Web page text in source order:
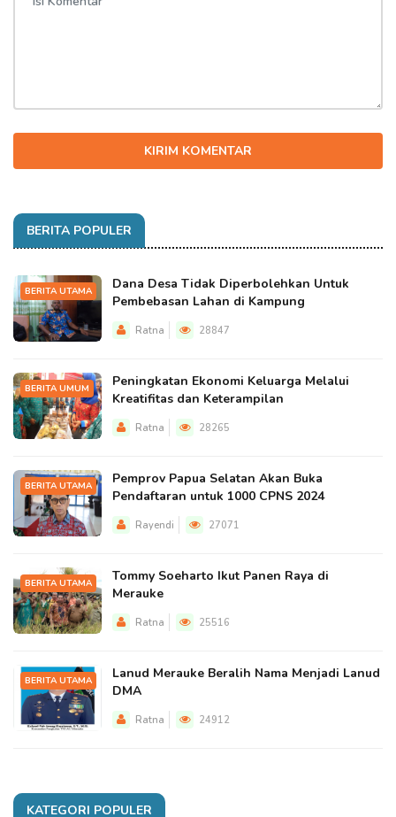
KIRIM KOMENTAR
BERITA POPULER
BERITA UTAMA
Dana Desa Tidak Diperbolehkan Untuk
Pembebasan Lahan di Kampung
Ratna 28847
BERITA UMUM
Peningkatan Ekonomi Keluarga Melalui
Kreatifitas dan Keterampilan
Ratna 28265
BERITA UTAMA
Pemprov Papua Selatan Akan Buka
Pendaftaran untuk 1000 CPNS 2024
Rayendi 27071
BERITA UTAMA
Tommy Soeharto Ikut Panen Raya di
Merauke
Ratna 25516
BERITA UTAMA
Lanud Merauke Beralih Nama Menjadi Lanud
DMA
Ratna 24912
KATEGORI POPULER